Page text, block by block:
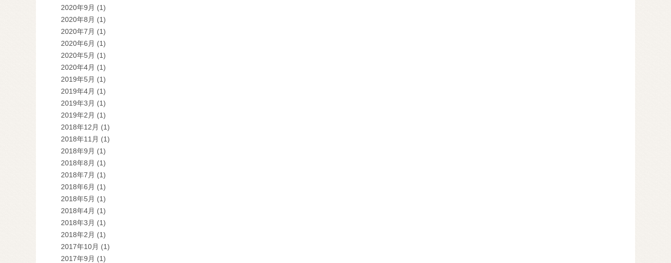
2020年9月 (1)
2020年8月 (1)
2020年7月 (1)
2020年6月 (1)
2020年5月 (1)
2020年4月 (1)
2019年5月 (1)
2019年4月 (1)
2019年3月 (1)
2019年2月 (1)
2018年12月 (1)
2018年11月 (1)
2018年9月 (1)
2018年8月 (1)
2018年7月 (1)
2018年6月 (1)
2018年5月 (1)
2018年4月 (1)
2018年3月 (1)
2018年2月 (1)
2017年10月 (1)
2017年9月 (1)